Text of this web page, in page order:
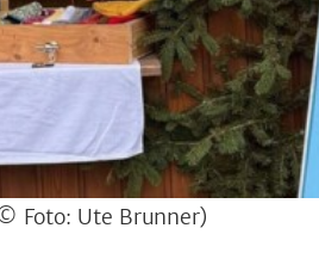
Foto: Ute Brunner)